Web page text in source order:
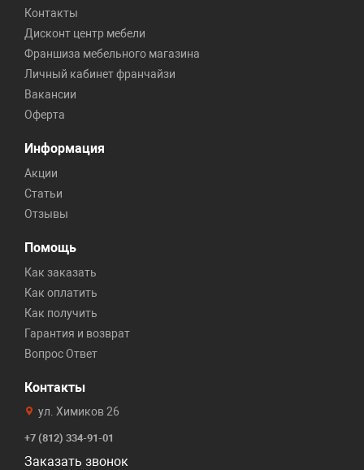
Контакты
Дисконт центр мебели
Франшиза мебельного магазина
Личный кабинет франчайзи
Вакансии
Оферта
Информация
Акции
Статьи
Отзывы
Помощь
Как заказать
Как оплатить
Как получить
Гарантия и возврат
Вопрос Ответ
Контакты
ул. Химиков 26
+7 (812) 334-91-01
Заказать звонок